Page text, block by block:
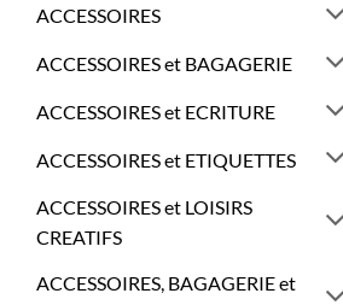
ACCESSOIRES
ACCESSOIRES et BAGAGERIE
ACCESSOIRES et ECRITURE
ACCESSOIRES et ETIQUETTES
ACCESSOIRES et LOISIRS
CREATIFS
ACCESSOIRES, BAGAGERIE et